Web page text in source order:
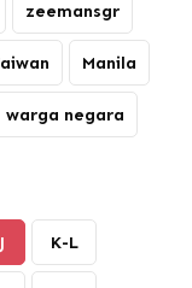
zeemansgr
Manila
warga negara
K-L